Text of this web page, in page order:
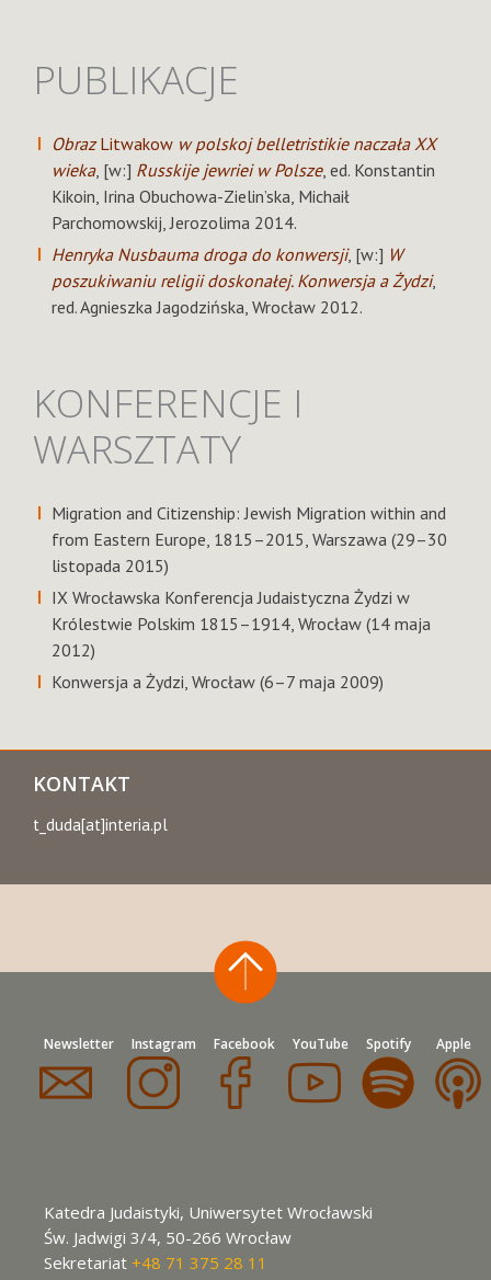
PUBLIKACJE
ObrazLitwakow w polskoj belletristikie naczała XX
wieka, [w:] Russkije jewriei w Polsze, ed. Konstantin
Kikoin, Irina Obuchowa-Zielin’ska, Michaił
Parchomowskij, Jerozolima 2014.
Henryka Nusbauma droga do konwersji, [w:] W
poszukiwaniu religii doskonałej. Konwersja a Żydzi,
red. Agnieszka Jagodzińska, Wrocław 2012.
KONFERENCJE I
WARSZTATY
Migration and Citizenship: Jewish Migration within and
from Eastern Europe, 1815–2015, Warszawa (29–30
listopada 2015)
IX Wrocławska Konferencja Judaistyczna Żydzi w
Królestwie Polskim 1815–1914, Wrocław (14 maja
2012)
Konwersja a Żydzi, Wrocław (6–7 maja 2009)
KONTAKT
t_duda[at]interia.pl
Newsletter Instagram Facebook YouTube Spotify Apple
Katedra Judaistyki, Uniwersytet Wrocławski
Św. Jadwigi 3/4, 50-266 Wrocław
Sekretariat +48 71 375 28 11